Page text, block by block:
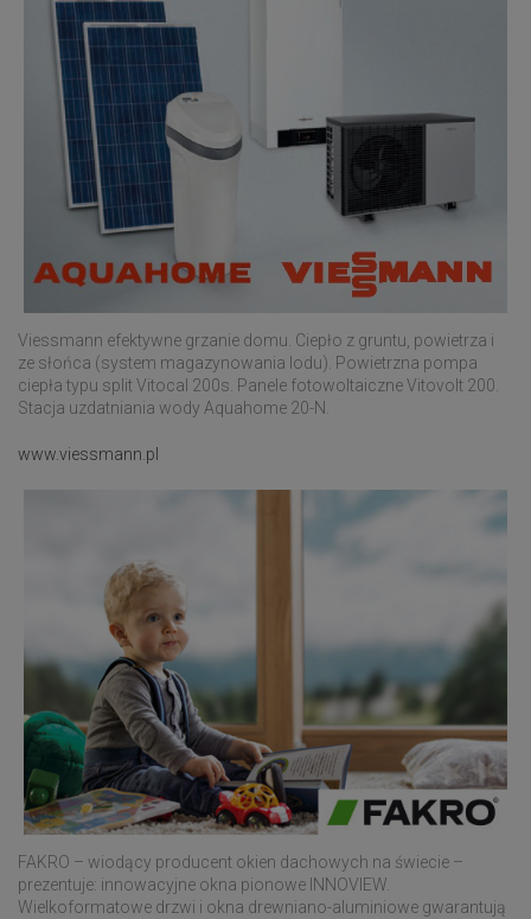
Viessmann efektywne grzanie domu. Ciepło z gruntu, powietrza i
ze słońca (system magazynowania lodu). Powietrzna pompa
ciepła typu split Vitocal 200s. Panele fotowoltaiczne Vitovolt 200.
Stacja uzdatniania wody Aquahome 20-N.
www.viessmann.pl
FAKRO – wiodący producent okien dachowych na świecie –
prezentuje: innowacyjne okna pionowe INNOVIEW.
Wielkoformatowe drzwi i okna drewniano-aluminiowe gwarantują